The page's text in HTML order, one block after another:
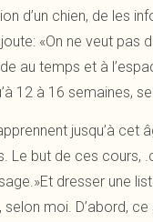
d’un chien, de les
«On ne veut pas
au temps et à
12 à 16 semaines,
jusqu’à
Le but de ces cours,
dresser une
selon moi. D’abord,